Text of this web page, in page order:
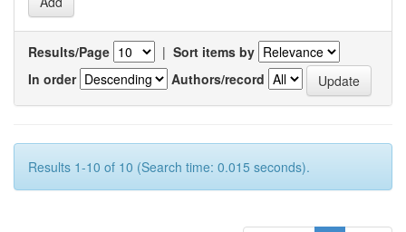
Results/Page | Sort items by
In order
Authors/record
Results 1-10 of 10 (Search time: 0.015 seconds).